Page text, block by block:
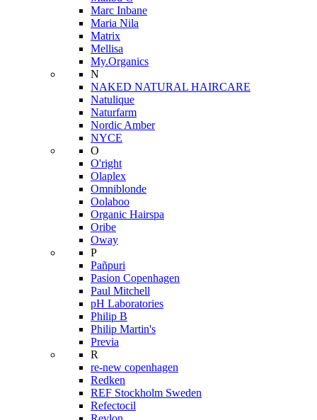
Marc Inbane
Maria Nila
Matrix
Mellisa
My.Organics
N
NAKED NATURAL HAIRCARE
Natulique
Naturfarm
Nordic Amber
NYCE
O
O'right
Olaplex
Omniblonde
Oolaboo
Organic Hairspa
Oribe
Oway
P
Pañpuri
Pasion Copenhagen
Paul Mitchell
pH Laboratories
Philip B
Philip Martin's
Previa
R
re-new copenhagen
Redken
REF Stockholm Sweden
Refectocil